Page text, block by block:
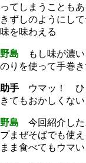
ってしまうことも
きずしのようにし
味を味わえる
野島 もし味が濃い
のりを使って手巻
助手 ウマッ！ ひ
きてもおかしくない
野島 今回紹介した
プまぜそばでも使
まま食べてもウマい